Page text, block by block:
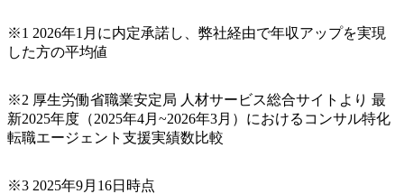
※設計～開発のご経験(アプリ/インフラ不問) ・プロジェク
トマネジメント経験(3年以上) ・コンサルティングファーム
出身 ・ビジネスレベルの英語力 ・マネジメント経験 ・PM
できる方 ・クライアントや上司、メンバーからの指摘や要
望を素直に受け止め、改善提案できる方
※1 2026年1月に内定承諾し、弊社経由で年収アップを実現
した方の平均値
※2 厚生労働省職業安定局 人材サービス総合サイトより 最
新2025年度（2025年4月~2026年3月）におけるコンサル特化
転職エージェント支援実績数比較
※3 2025年9月16日時点